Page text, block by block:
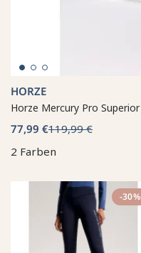
HORZE
Horze Mercury Pro
77,99 €119,99 €
2 Farben
-30%